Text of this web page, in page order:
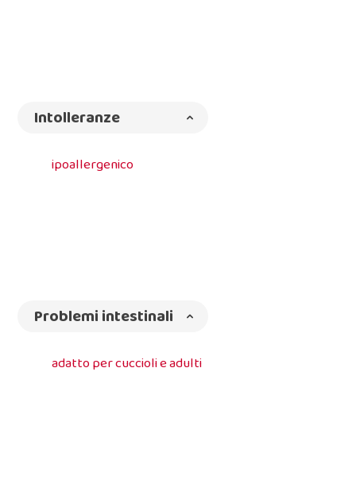
Intolleranze
ipoallergenico
Problemi intestinali
adatto per cuccioli e adulti